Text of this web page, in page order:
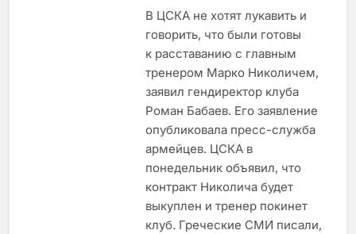
В ЦСКА не хотят лукавить и
говорить, что были готовы
к расставанию с главным
тренером Марко Николичем,
заявил гендиректор клуба
Роман Бабаев. Его заявление
опубликовала пресс-служба
армейцев. ЦСКА в
понедельник объявил, что
контракт Николича будет
выкуплен и тренер покинет
клуб. Греческие СМИ писали,